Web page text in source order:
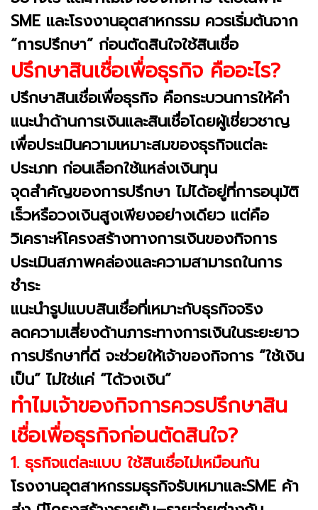
SME และโรงงานอุตสาหกรรม ควรเริ่มต้นจาก
“การปรึกษา” ก่อนตัดสินใจใช้สินเชื่อ
ปรึกษาสินเชื่อเพื่อธุรกิจ คืออะไร?
ปรึกษาสินเชื่อเพื่อธุรกิจ คือกระบวนการให้คำ
แนะนำด้านการเงินและสินเชื่อโดยผู้เชี่ยวชาญ
เพื่อประเมินความเหมาะสมของธุรกิจแต่ละ
ประเภท ก่อนเลือกใช้แหล่งเงินทุน
จุดสำคัญของการปรึกษา ไม่ได้อยู่ที่การอนุมัติ
เร็วหรือวงเงินสูงเพียงอย่างเดียว แต่คือ
วิเคราะห์โครงสร้างทางการเงินของกิจการ
ประเมินสภาพคล่องและความสามารถในการ
ชำระ
แนะนำรูปแบบสินเชื่อที่เหมาะกับธุรกิจจริง
ลดความเสี่ยงด้านภาระทางการเงินในระยะยาว
การปรึกษาที่ดี จะช่วยให้เจ้าของกิจการ “ใช้เงิน
เป็น” ไม่ใช่แค่ “ได้วงเงิน”
ทำไมเจ้าของกิจการควรปรึกษาสิน
เชื่อเพื่อธุรกิจก่อนตัดสินใจ?
1. ธุรกิจแต่ละแบบ ใช้สินเชื่อไม่เหมือนกัน
โรงงานอุตสาหกรรมธุรกิจรับเหมาและSME ค้า